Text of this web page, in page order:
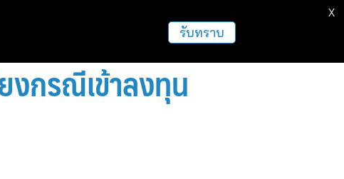
ฝากข่าวประชาสัมพันธ์
งกรณีเข้าลงทุน
รับทราบ
X